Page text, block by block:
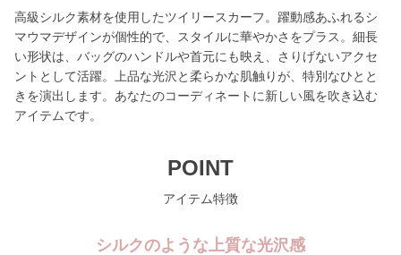
高級シルク素材を使用したツイリースカーフ。躍動感あふれるシ
マウマデザインが個性的で、スタイルに華やかさをプラス。細長
い形状は、バッグのハンドルや首元にも映え、さりげないアクセ
ントとして活躍。上品な光沢と柔らかな肌触りが、特別なひとと
きを演出します。あなたのコーディネートに新しい風を吹き込む
アイテムです。
POINT
アイテム特徴
シルクのような上質な光沢感